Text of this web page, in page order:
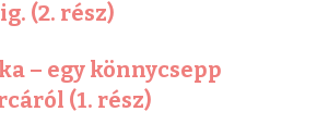
(2. rész)
– egy könnycsepp
(1. rész)